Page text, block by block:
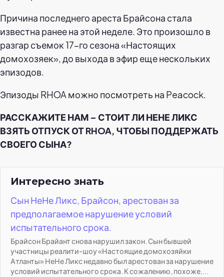
Причина последнего ареста Брайсона стала
известна ранее на этой неделе. Это произошло в
разгар съемок 17-го сезона «Настоящих
домохозяек», до выхода в эфир еще нескольких
эпизодов.
Эпизоды RHOA можно посмотреть на Peacock.
РАССКАЖИТЕ НАМ – СТОИТ ЛИ НЕНЕ ЛИКС
ВЗЯТЬ ОТПУСК ОТ RHOA, ЧТОБЫ ПОДДЕРЖАТЬ
СВОЕГО СЫНА?
Интересно знать
Сын НеНе Ликс, Брайсон, арестован за
предполагаемое нарушение условий
испытательного срока.
Брайсон Брайант снова нарушил закон. Сын бывшей
участницы реалити-шоу «Настоящие домохозяйки
Атланты» НеНе Ликс недавно был арестован за нарушение
условий испытательного срока. К сожалению, похоже,...